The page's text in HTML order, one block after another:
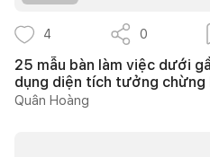
4 0
25 mẫu bàn làm việc dưới
dụng diện tích tưởng chừng
Quân Hoàng